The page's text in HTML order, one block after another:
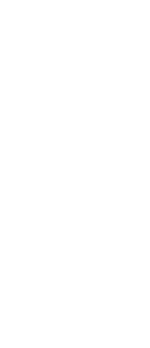
Rodríguez
proyecto de
la obra del
proyecto
se han
Tras estas
renuncia de